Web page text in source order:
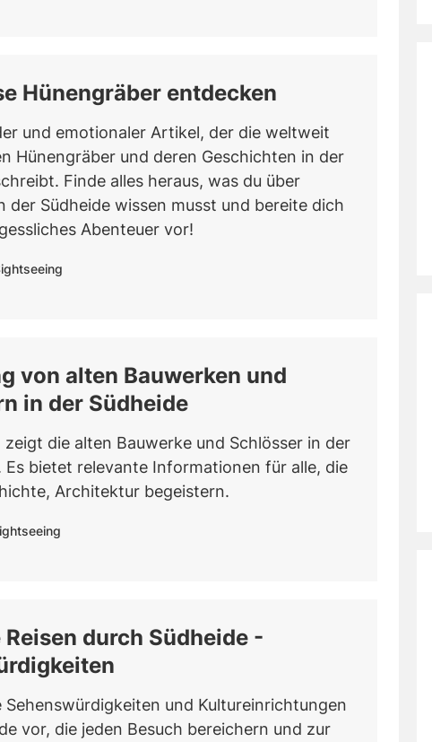
Hünengräber entdecken
und emotionaler Artikel, der die weltweit
Hünengräber und deren Geschichten in der
Finde alles heraus, was du über
der Südheide wissen musst und bereite dich
Abenteuer vor!
von alten Bauwerken und
in der Südheide
die alten Bauwerke und Schlösser in der
Es bietet relevante Informationen für alle, die
Architektur begeistern.
durch Südheide -
Sehenswürdigkeiten und Kultureinrichtungen
vor, die jeden Besuch bereichern und zur